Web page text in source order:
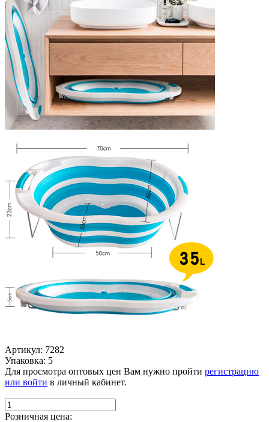
Артикул: 7282
Упаковка: 5
Для просмотра оптовых цен Вам нужно пройти регистрацию
или войти в личный кабинет.
Розничная цена: